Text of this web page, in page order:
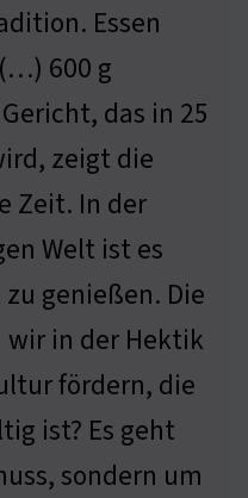
Essen
600 g
das in 25
zeigt die
Zeit. In der
Welt ist es
genießen. Die
wir in der Hektik
fördern, die
ist? Es geht
sondern um